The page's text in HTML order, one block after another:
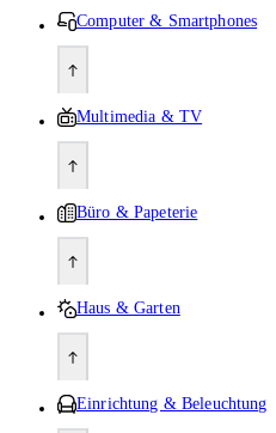
Computer & Smartphones
Multimedia & TV
Büro & Papeterie
Haus & Garten
Einrichtung & Beleuchtung